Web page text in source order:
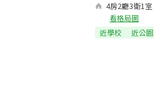
4房2廳3衛1
看格局圖
近學校 近公園